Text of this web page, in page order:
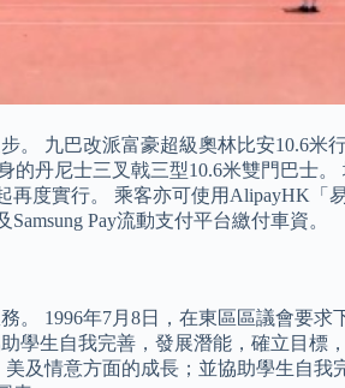
。 九巴改派富豪超級奧林比安10.6
丹尼士三叉戟三型10.6米雙門巴士
度實行。 乘客亦可使用AlipayHK
Pay流動支付平台繳付車資。
1996年7月8日，在東區區議會要
生自我完善，發展潛能，確立目標
及情意方面的成長；並協助學生自